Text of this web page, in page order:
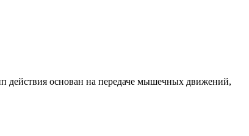
основан на передаче мышечных движений,